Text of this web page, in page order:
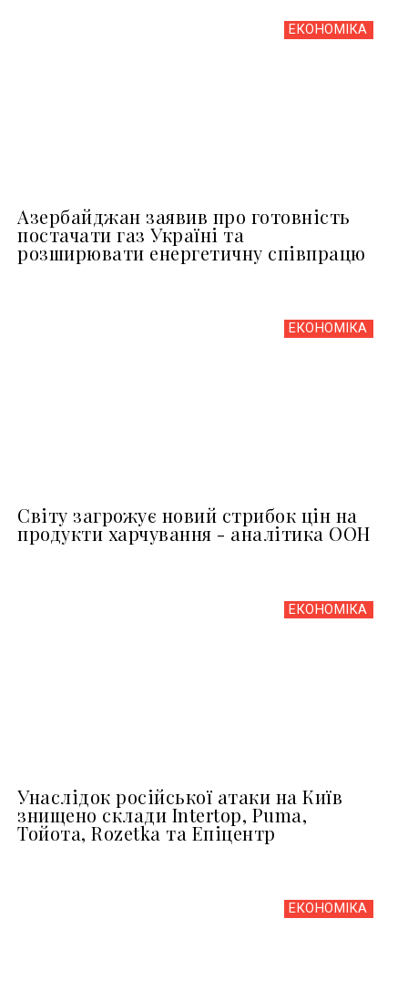
ЕКОНОМІКА
Азербайджан заявив про готовність
постачати газ Україні та
розширювати енергетичну співпрацю
ЕКОНОМІКА
Світу загрожує новий стрибок цін на
продукти харчування - аналітика ООН
ЕКОНОМІКА
Унаслідок російської атаки на Київ
знищено склади Intertop, Puma,
Тойота, Rozetka та Епіцентр
ЕКОНОМІКА